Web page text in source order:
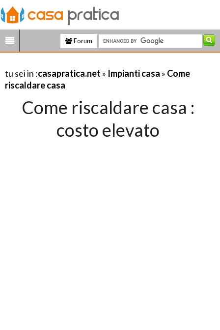
Forum
tu sei in :casapratica.net » Impianti casa » Come
riscaldare casa
Come riscaldare casa :
costo elevato